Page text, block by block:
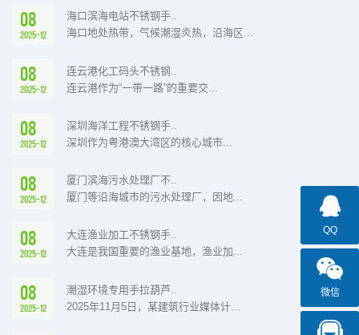
08
2025-12
海口滨海电站不锈钢手..
海口地处热带，气候潮湿炎热，沿海区...
08
2025-12
连云港化工码头不锈钢..
连云港作为“一带一路”的重要交...
08
2025-12
深圳海洋工程不锈钢手..
深圳作为粤港澳大湾区的核心城市...
08
2025-12
厦门滨海污水处理厂不..
厦门等沿海城市的污水处理厂，因地...
08
2025-12
大连渔业加工不锈钢手..
大连是我国重要的渔业基地，渔业加...
08
2025-12
潮湿环境专用手拉葫芦..
2025年11月5日，某建筑行业媒体计...
QQ
微信